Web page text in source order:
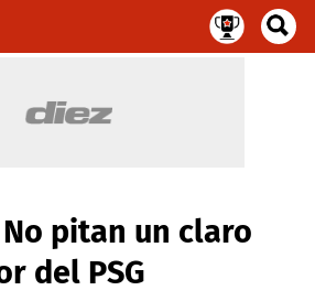
No pitan un claro
del PSG